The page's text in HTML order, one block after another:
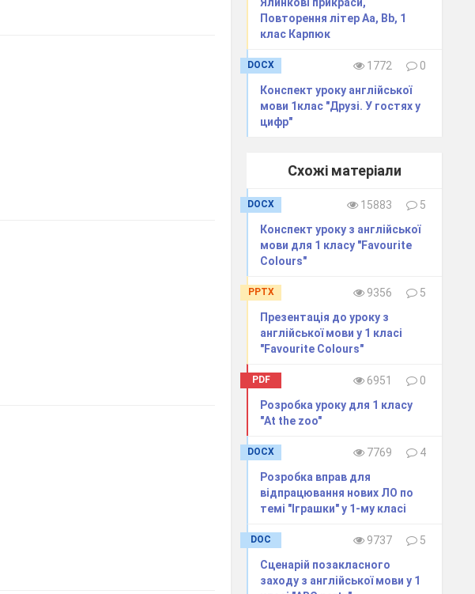
Ялинкові прикраси,
Повторення літер Аа, Вb, 1
клас Карпюк
DOCX 1772
0
Конспект уроку англійської
мови 1клас "Друзі. У гостях у
цифр"
Схожі матеріали
DOCX 15883
5
Конспект уроку з англійської
мови для 1 класу "Favourite
Colours"
PPTX 9356
5
Презентація до уроку з
англійської мови у 1 класі
"Favourite Colours"
PDF 6951
0
Розробка уроку для 1 класу
"At the zoo"
DOCX 7769
4
Розробка вправ для
відпрацювання нових ЛО по
темі "Іграшки" у 1-му класі
DOC 9737
5
Сценарій позакласного
заходу з англійської мови у 1